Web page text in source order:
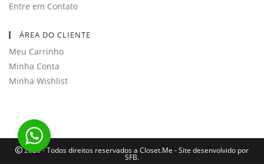
Entre em Contato
ÁREA DO CLIENTE
Meu Carrinho
Minha Conta
Minha Wishlist
2026 - Todos direitos reservados a Closet.Me - Site desenvolvido por
SFB.